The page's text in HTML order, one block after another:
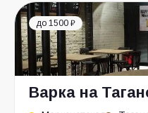
до 1500 ₽
Варка на